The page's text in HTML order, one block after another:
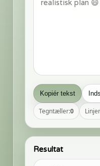
Kopiér tekst
Tegntæller:0
Resultat